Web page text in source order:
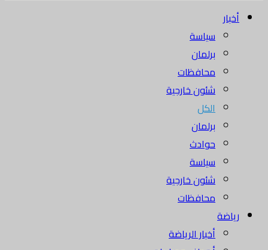
أخبار
سياسة
برلمان
محافظات
شئون خارجية
الكل
برلمان
حوادث
سياسة
شئون خارجية
محافظات
رياضة
أخبار الرياضة